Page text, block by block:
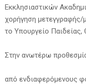
Εκκλησιαστικών
χορήγηση μετεγγραφής/
το Υπουργείο Παιδείας,
Στην ανωτέρω
από ενδιαφερόμενους